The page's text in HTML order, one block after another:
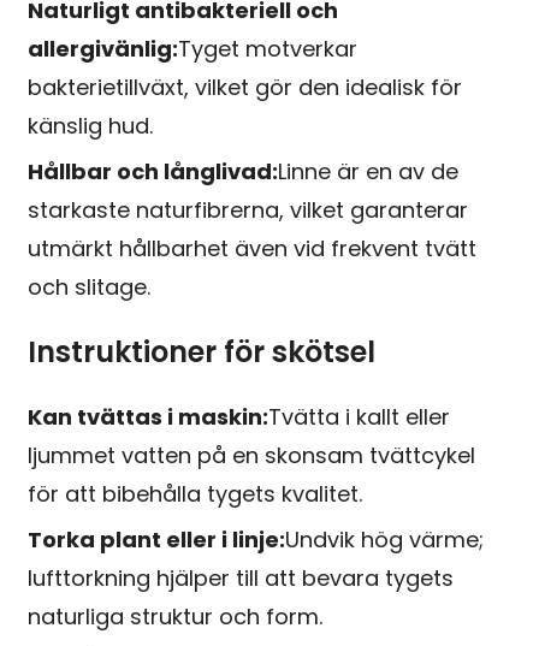
Naturligt antibakteriell och
allergivänlig:Tyget motverkar
bakterietillväxt, vilket gör den idealisk för
känslig hud.
Hållbar och långlivad:Linne är en av de
starkaste naturfibrerna, vilket garanterar
utmärkt hållbarhet även vid frekvent tvätt
och slitage.
Instruktioner för skötsel
Kan tvättas i maskin:Tvätta i kallt eller
ljummet vatten på en skonsam tvättcykel
för att bibehålla tygets kvalitet.
Torka plant eller i linje:Undvik hög värme;
lufttorkning hjälper till att bevara tygets
naturliga struktur och form.